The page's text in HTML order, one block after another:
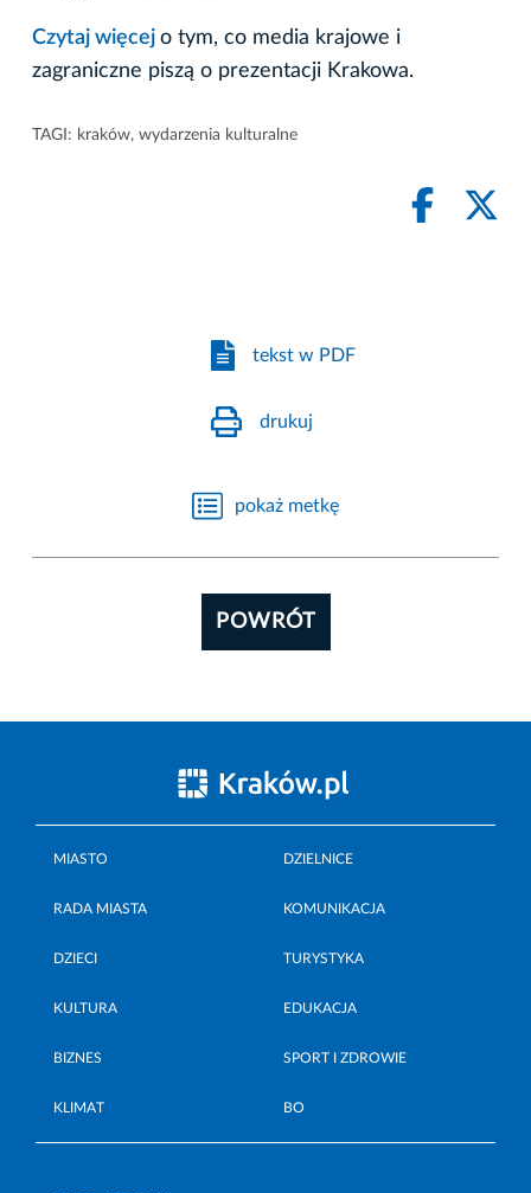
Czytaj więcej o tym, co media krajowe i
zagraniczne piszą o prezentacji Krakowa.
TAGI: kraków, wydarzenia kulturalne
tekst w PDF
drukuj
pokaż metkę
POWRÓT
MIASTO DZIELNICE
RADA MIASTA KOMUNIKACJA
DZIECI TURYSTYKA
KULTURA EDUKACJA
BIZNES SPORT I ZDROWIE
KLIMAT BO